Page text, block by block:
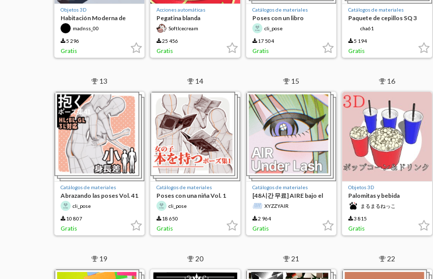
Objetos 3D
Habitación Moderna de
Lujo 3D (GRATIS 24/H)
madnss_00
5 296
Gratis
Acciones automáticas
Pegatina blanda
SoftIcecream
25 456
Gratis
Catálogos de materiales
Poses con un libro
masculino Vol. 1
cli_pose
17 504
Gratis
Catálogos de materiales
Paquete de cepillos SQ 3
cha61
5 194
Gratis
13
Catálogos de materiales
Abrazando las poses Vol. 41
cli_pose
10 807
Gratis
14
Catálogos de materiales
Poses con una niña Vol. 1
cli_pose
18 650
Gratis
15
Catálogos de materiales
[48시간 무료] AIRE bajo el
latigazoXYZZYAIR
2 964
Gratis
16
Objetos 3D
Palomitas y bebida
まるまるねっこ
3 815
Gratis
19 20 21 22